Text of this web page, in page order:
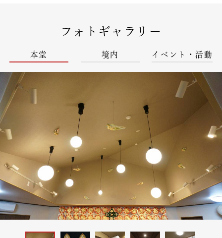
フォトギャラリー
本堂 境内 イベント・活動